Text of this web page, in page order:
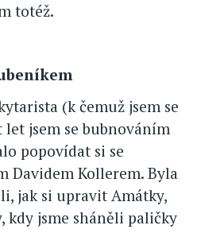
totéž.
(k čemuž jsem se
jsem se bubnováním
popovídat si se
Davidem Kollerem. Byla
jak si upravit Amátky,
kdy jsme sháněli paličky